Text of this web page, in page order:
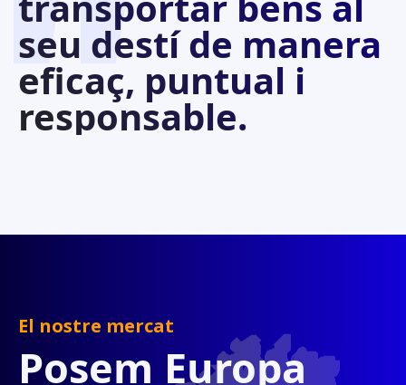
seu destí de manera
eficaç, puntual i
responsable.
El nostre mercat
Posem Europa